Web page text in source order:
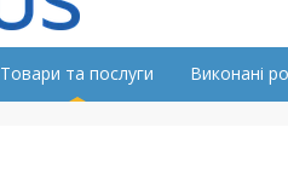
Товари та послуги Виконані